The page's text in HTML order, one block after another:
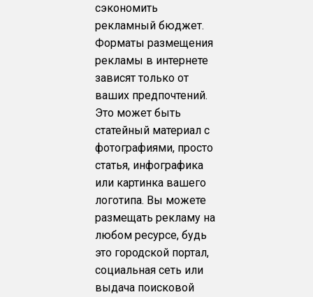
сэкономить
рекламный бюджет.
Форматы размещения
рекламы в интернете
зависят только от
ваших предпочтений.
Это может быть
статейный материал с
фотографиями, просто
статья, инфографика
или картинка вашего
логотипа. Вы можете
размещать рекламу на
любом ресурсе, будь
это городской портал,
социальная сеть или
выдача поисковой